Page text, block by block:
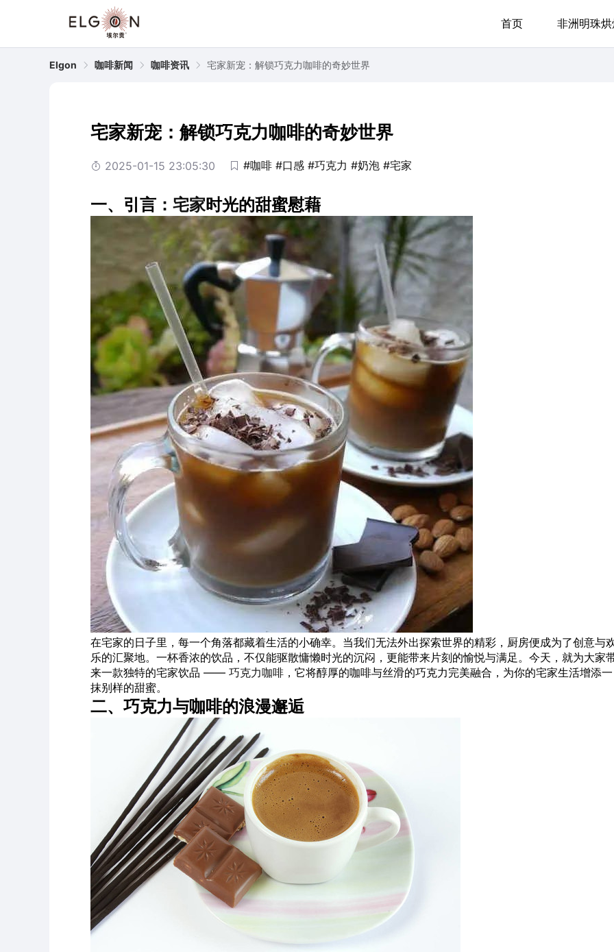
首页 非洲明珠
Elgon 咖啡新闻 咖啡资讯 宅家新宠：解锁巧克力咖啡的奇妙世界
宅家新宠：解锁巧克力咖啡的奇妙世界
2025-01-15 23:05:30 #咖啡 #口感 #巧克力 #奶泡 #宅家
一、引言： 宅家时光的甜蜜慰藉
在宅家的日子里，每一个角落都藏着生活的小确幸。当我们无法外出探索世界的精彩，厨房便成为了创意与
乐的汇聚地。一杯香浓的饮品，不仅能驱散慵懒时光的沉闷，更能带来片刻的愉悦与满足。今天，就为大家
来一款独特的宅家饮品 —— 巧克力咖啡 ，它将醇厚的咖啡与丝滑的巧克力完美融合，为你的宅家生活增添一
抹别样的甜蜜。
二、巧克力与咖啡的浪漫邂逅